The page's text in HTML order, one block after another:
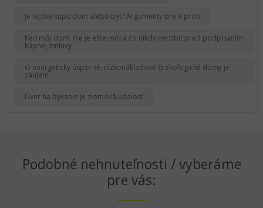
Je lepšie kúpiť dom alebo byt? Argumenty pre a proti
Keď môj dom, nie je ešte môj a čo nikdy nerobiť pred podpísaním
kúpnej zmluvy
O energeticky úsporné, nízkonákladové či ekologické domy je
záujem
Úver na bývanie je zlomová udalosť
Podobné nehnuteľnosti / vyberáme
pre vás: